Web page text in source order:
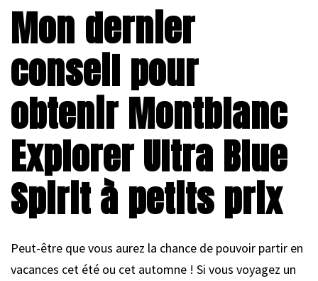
Mon dernier
conseil pour
obtenir Montblanc
Explorer Ultra Blue
Spirit à petits prix
Peut-être que vous aurez la chance de pouvoir partir en
vacances cet été ou cet automne ! Si vous voyagez un